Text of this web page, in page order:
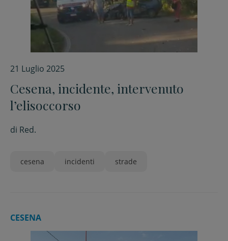
21 Luglio 2025
Cesena, incidente, intervenuto
l’elisoccorso
di Red.
cesena incidenti strade
CESENA